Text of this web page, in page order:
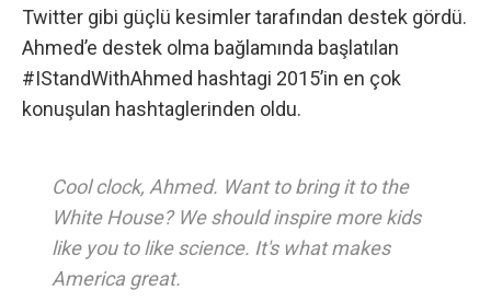
Twitter gibi güçlü kesimler tarafından destek gördü.
Ahmed’e destek olma bağlamında başlatılan
#IStandWithAhmed hashtagi 2015’in en çok
konuşulan hashtaglerinden oldu.
Cool clock, Ahmed. Want to bring it to the
White House? We should inspire more kids
like you to like science. It's what makes
America great.